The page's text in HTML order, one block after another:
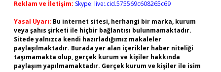
Reklam ve İletişim: Skype: live:.cid.575569c608265c69
Yasal Uyarı: Bu internet sitesi, herhangi bir marka, kurum
veya şahıs şirketi ile hiçbir bağlantısı bulunmamaktadır.
Sitede yalnızca kendi hazırladığımız makaleler
paylaşılmaktadır. Burada yer alan içerikler haber niteliği
taşımamakta olup, gerçek kurum ve kişiler hakkında
paylaşım yapılmamaktadır. Gerçek kurum ve kişiler ile isim